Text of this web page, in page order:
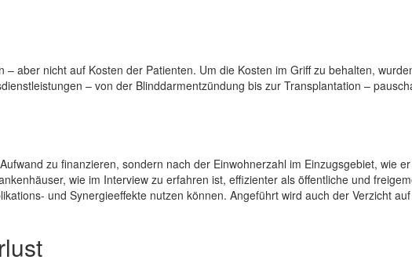
aber nicht auf Kosten der Patienten. Um die Kosten im Griff zu behalten,
– von der Blinddarmentzündung bis zur Transplantation –
zu finanzieren, sondern nach der Einwohnerzahl im Einzugsgebiet, wie er
wie im Interview zu erfahren ist, effizienter als öffentliche und
und Synergieeffekte nutzen können. Angeführt wird auch der Verzicht